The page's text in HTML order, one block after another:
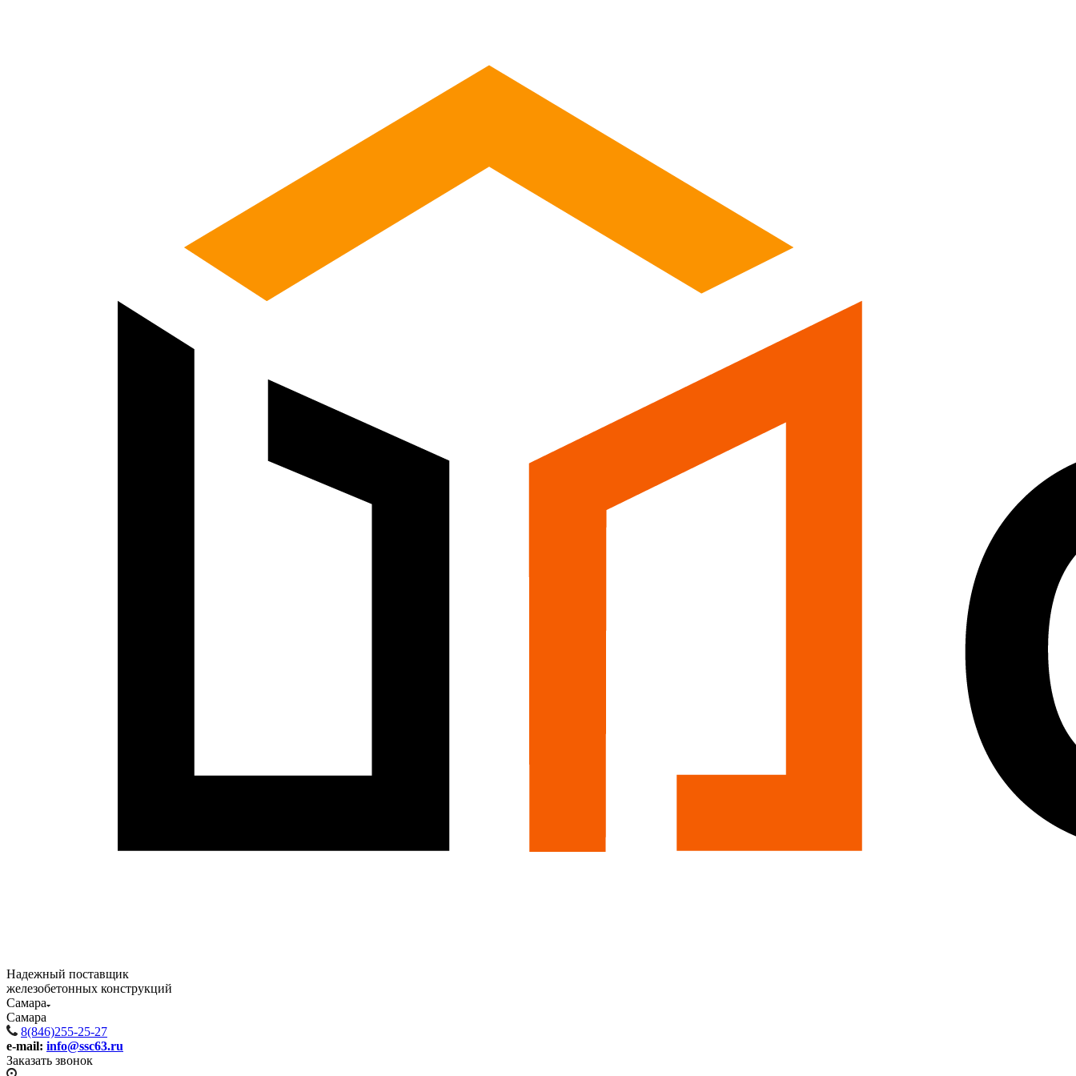
Надежный поставщик
железобетонных конструкций
Самара
Самара
8(846)255-25-27
e-mail: info@ssc63.ru
Заказать звонок